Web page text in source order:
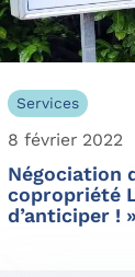
Services
8 février 2022
Négociation
copropriété
d’anticiper ! »